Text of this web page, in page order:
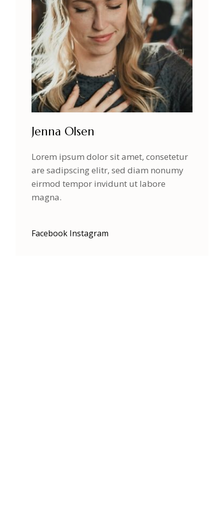
Jenna Olsen
Lorem ipsum dolor sit amet, consetetur
are sadipscing elitr, sed diam nonumy
eirmod tempor invidunt ut labore
magna.
Facebook Instagram